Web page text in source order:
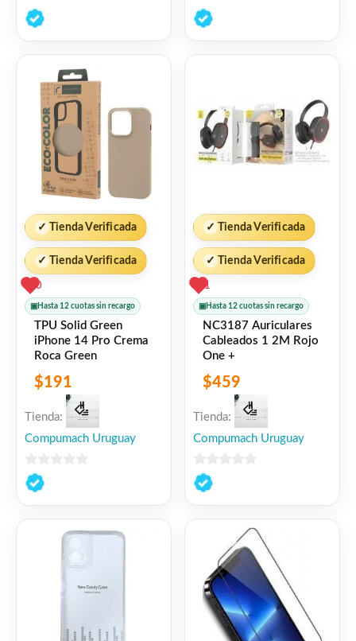
0
de
0
de
✓ Tienda Verificada
✓ Tienda Verificada
0
▣ Hasta 12 cuotas sin recargo
TPU Solid Green
iPhone 14 Pro Crema
Roca Green
$191
Tienda:
Compumach Uruguay
0
de
✓ Tienda Verificada
✓ Tienda Verificada
1
▣ Hasta 12 cuotas sin recargo
NC3187 Auriculares
Cableados 1 2M Rojo
One +
$459
Tienda:
Compumach Uruguay
0
de